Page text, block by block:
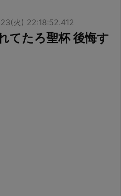
火) 22:18:52.412
てたろ聖杯 後悔す